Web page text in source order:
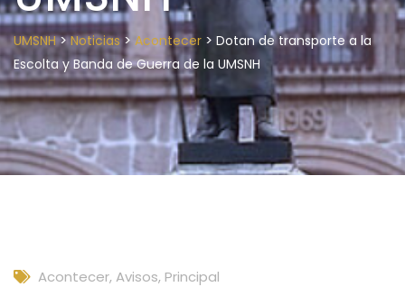
UMSNH>Noticias> Acontecer > Dotan de transporte a la
Escolta y Banda de Guerra de la UMSNH
Acontecer,Avisos, Principal